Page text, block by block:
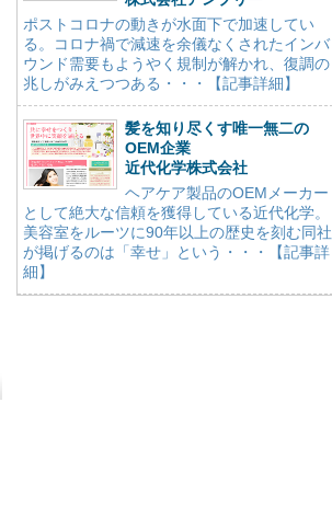
ポストコロナの動きが水面下で加速してい
る。コロナ禍で減速を余儀なくされたインバ
ウンド需要もようやく規制が解かれ、復調の
兆しがみえつつある・・・【記事詳細】
髪を知り尽くす唯一無二の
OEM企業
近代化学株式会社
ヘアケア製品のOEMメーカー
として絶大な信頼を獲得している近代化学。
美容室をルーツに90年以上の歴史を刻む同社
が掲げるのは「幸せ」という・・・【記事詳
細】